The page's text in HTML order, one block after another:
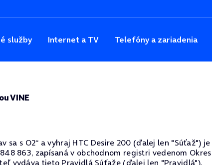
služby Internet a TV Telefóny a zariadenia
VINE
sa s O2“ a vyhraj HTC Desire 200 (ďalej len "Súťaž")
863, zapísaná v obchodnom registri vedenom
vydáva tieto Pravidlá Súťaže (ďalej len "Pravidlá").